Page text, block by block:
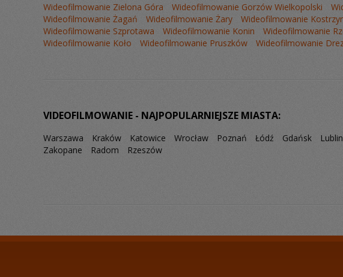
Wideofilmowanie Zielona Góra Wideofilmowanie Gorzów Wielkopolski
Wideofilmowanie Żagań
Wideofilmowanie Żary Wideofilmowanie
Wideofilmowanie Szprotawa
Wideofilmowanie Konin Wideofilmowanie
Wideofilmowanie Koło
Wideofilmowanie Pruszków Wideofilmowanie
VIDEOFILMOWANIE - NAJPOPULARNIEJSZE MIASTA:
Warszawa Kraków Katowice Wrocław Poznań Łódź Gdańsk Lublin
Zakopane
Radom Rzeszów